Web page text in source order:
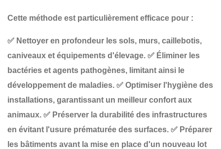
Cette méthode est particulièrement efficace pour :
✅ Nettoyer en profondeur les sols, murs, caillebotis,
caniveaux et équipements d'élevage. ✅ Éliminer les
bactéries et agents pathogènes, limitant ainsi le
développement de maladies. ✅ Optimiser l'hygiène des
installations, garantissant un meilleur confort aux
animaux. ✅ Préserver la durabilité des infrastructures
en évitant l'usure prématurée des surfaces. ✅ Préparer
les bâtiments avant la mise en place d'un nouveau lot